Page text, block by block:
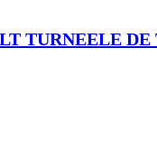
TURNEELE